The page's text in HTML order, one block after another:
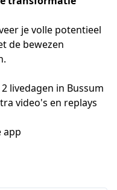
je volle potentieel
de bewezen
livedagen in Bussum
video's en replays
app